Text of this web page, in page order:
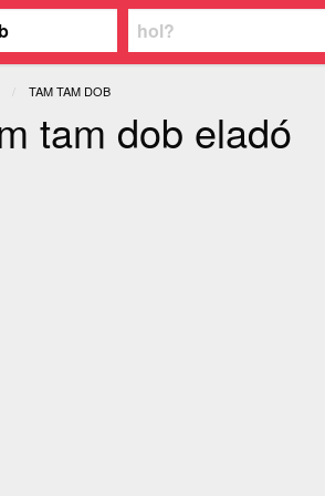
JELENLEGI:
TAM TAM DOB
tam dob eladó